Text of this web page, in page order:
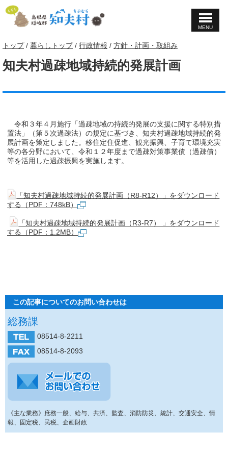
このページの本文へ
MENU
現
の
位
トップ/ 暮らしトップ/ 行政情報 / 方針・計画・取組み
知夫村過疎地域持続的発展計画
令和３年４月施行「過疎地域の持続的発展の支援に関する特別措
置法」（第５次過疎法）の規定に基づき、知夫村過疎地域持続的発
展計画を策定しました。移住定住促進、観光振興、子育て環境充実
等の各分野において、令和１２年度まで過疎対策事業債（過疎債）
等を活用した過疎振興を実施します。
「知夫村過疎地域持続的発展計画（R8-R12）」をダウンロード
する（PDF：748kB）
「知夫村過疎地域持続的発展計画（R3-R7） 」をダウンロード
する（PDF：1.2MB）
この記事についてのお問い合わせは
総務課
08514-8-2211
08514-8-2093
《主な業務》庶務一般、給与、共済、監査、消防防災、統計、交通安全、情
報、固定税、民税、企画財政